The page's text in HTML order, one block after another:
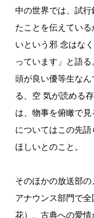
中の世界では、試
たことを伝えてい
いという邪 念はな
っています」と語
頭が良い優等生な
る、空 気が読める
は、物事を俯瞰で
についてはこの先
ほしいとのこと。
そのほかの放送部の
アナウンス部門で
花）、古典への愛